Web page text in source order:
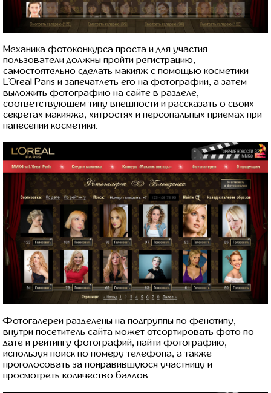
Механика фотоконкурса проста и для участия
пользователи должны пройти регистрацию,
самостоятельно сделать макияж с помощью косметики
L'Oreal Paris и запечатлеть его на фотографии, а затем
выложить фотографию на сайте в разделе,
соответствующем типу внешности и рассказать о своих
секретах макияжа, хитростях и персональных приемах при
нанесении косметики.
Фотогалереи разделены на подгруппы по фенотипу,
внутри посетитель сайта может отсортировать фото по
дате и рейтингу фотографий, найти фотографию,
используя поиск по номеру телефона, а также
проголосовать за понравившуюся участницу и
просмотреть количество баллов.